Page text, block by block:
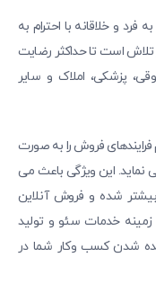
و خلاقانه با احترام به
است تا حداکثر رضایت
پزشکی، املاک و سایر
فروش را به ‌صورت
نماید. این ویژگی باعث می
شده و فروش آنلاین
خدمات سئو و تولید
شدن کسب وکار شما در